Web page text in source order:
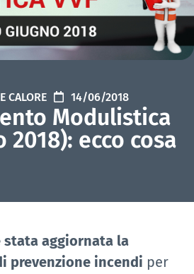
CALORE 14/06/2018
Modulistica
2018): ecco cosa
stata aggiornata la
prevenzione incendi per